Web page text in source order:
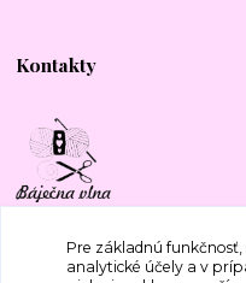
Kontakty
+421 917 577 388
Pre základnú
analytické účely a v